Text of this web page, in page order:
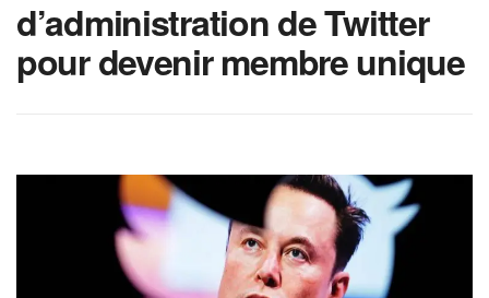
d’administration de Twitter
pour devenir membre unique